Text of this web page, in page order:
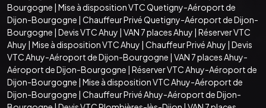
Bourgogne | Mise à disposition VTC Quetigny-Aéroport de
Dijon-Bourgogne | Chauffeur Privé Quetigny-Aéroport de Dijon-
Bourgogne | Devis VTC Ahuy | VAN 7 places Ahuy | Réserver VTC
Ahuy | Mise à disposition VTC Ahuy | Chauffeur Privé Ahuy | Devis
VTC Ahuy-Aéroport de Dijon-Bourgogne | VAN 7 places Ahuy-
Aéroport de Dijon-Bourgogne | Réserver VTC Ahuy-Aéroport de
Dijon-Bourgogne | Mise à disposition VTC Ahuy-Aéroport de
Dijon-Bourgogne | Chauffeur Privé Ahuy-Aéroport de Dijon-